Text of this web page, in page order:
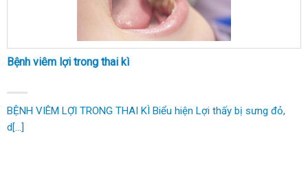
Bệnh viêm lợi trong thai kì
BỆNH VIÊM LỢI TRONG THAI KÌ Biểu hiện Lợi thấy bị sưng đỏ,
d[...]